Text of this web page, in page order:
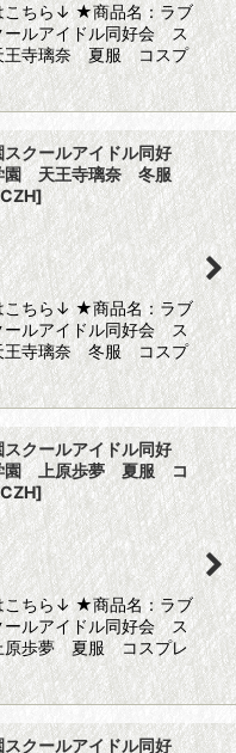
こちら↓ ★商品名：ラブ
ールアイドル同好会 ス
寺璃奈 夏服 コスプ
クールアイドル同好
園 天王寺璃奈 冬服
]
こちら↓ ★商品名：ラブ
ールアイドル同好会 ス
寺璃奈 冬服 コスプ
クールアイドル同好
園 上原歩夢 夏服 コ
]
こちら↓ ★商品名：ラブ
ールアイドル同好会 ス
歩夢 夏服 コスプレ
クールアイドル同好